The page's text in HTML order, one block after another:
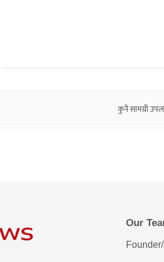
कुनै सामग्री
Our